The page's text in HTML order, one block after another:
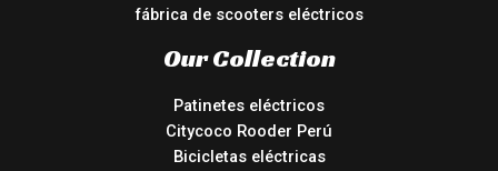
fábrica de scooters eléctricos
Our Collection
Patinetes eléctricos
Citycoco Rooder Perú
Bicicletas eléctricas